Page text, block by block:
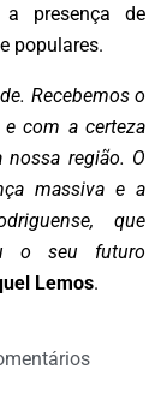
presença de
populares.
Recebemos o
com a certeza
região. O
massiva e a
que
o seu futuro
Lemos.